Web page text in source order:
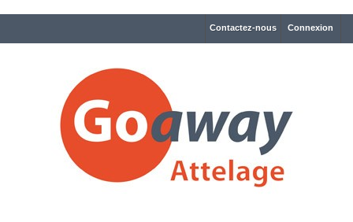
Connexion
Contactez-nous